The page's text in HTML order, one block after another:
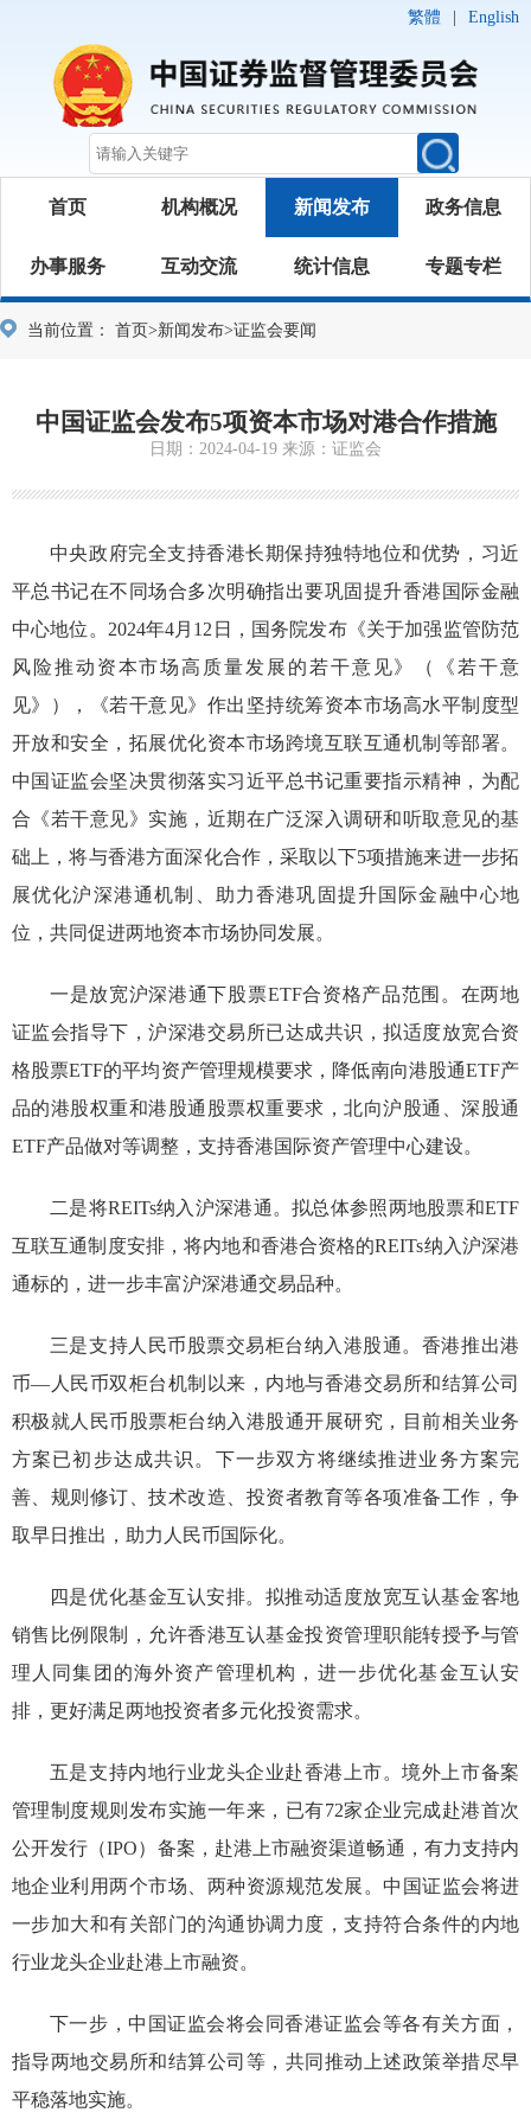
繁體 English
首页 机构概况 新闻发布 政务信息
办事服务 互动交流 统计信息 专题专栏
当前位置： 首页>新闻发布>证监会要闻
中国证监会发布5项资本市场对港合作措施
日期：2024-04-19 来源：证监会
中央政府完全支持香港长期保持独特地位和优势，习近
平总书记在不同场合多次明确指出要巩固提升香港国际金融
中心地位。 2024年4月12日，国务院发布《关于加强监管防范
风险推动资本市场高质量发展的若干意见》（《若干意
见》），《若干意见》作出坚持统筹资本市场高水平制度型
开放和安全，拓展优化资本市场跨境互联互通机制 等部署。
中国证监会坚决贯彻落实习近平总书记重要指示精神，为配
合《若干意见》实施，近期在广泛深入调研和听取意见的基
础上，将与香港方面深化合作，采取以下5项措施来进一步拓
展优化沪深港通机制 、助力香港巩固提升国际金融中心地
位，共同促进两地资本市场协同发展。
一是放宽沪深港通下股票ETF合资格产品范围。在两地
证监会指导下，沪深港交易所已达成共识，拟适度放宽合资
格股票ETF的平均资产管理规模要求，降低南向港股通ETF产
品的港股权重和港股通股票权重要求，北向沪股通、深股通
ETF产品做对等调整，支持香港国际资产管理中心建设。
二是将REITs纳入沪深港通。拟总体参照两地股票和ETF
互联互通制度安排，将内地和香港合资格的REITs纳入沪深港
通标的，进一步丰富沪深港通交易品种。
三是支持人民币股票交易柜台纳入港股通。香港推出港
币—人民币双柜台机制以来，内地与香港交易所和结算公司
积极就人民币股票柜台纳入港股通开展研究，目前相关业务
方案已初步达成共识。下一步双方将继续推进业务方案完
善、规则修订、技术改造、投资者教育等各项准备工作，争
取早日推出，助力人民币国际化。
四是优化基金互认安排。拟推动适度放宽互认基金客地
销售比例限制，允许香港互认基金投资管理职能转授予与管
理人同集团的海外资产管理机构，进一步优化基金互认安
排，更好满足两地投资者多元化投资需求。
五是支持内地行业龙头企业赴香港上市。境外上市备案
管理制度规则发布实施一年来，已有72家企业完成赴港首次
公开发行 （IPO） 备案，赴港上市融资渠道畅通，有力支持内
地企业利用两个市场、两种资源规范发展。中国证监会将进
一步加大和有关部门的沟通协调力度，支持符合条件的内地
行业龙头企业赴港上市融资。
下一步，中国证监会将会同香港证监会等各有关方面，
指导两地交易所和结算公司等，共同推动上述政策举措尽早
平稳落地实施。